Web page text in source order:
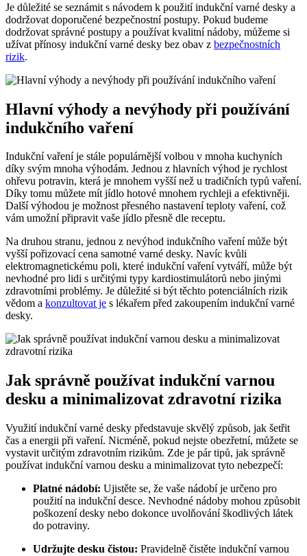
Je důležité se seznámit s návodem k použití indukční varné desky a
dodržovat doporučené bezpečnostní postupy. Pokud budeme
dodržovat správné postupy a používat kvalitní nádoby, můžeme si
užívat přínosy indukční varné desky bez obav z bezpečnostních
rizik.
Hlavní výhody a nevýhody při používání
indukčního vaření
Indukční vaření je stále populárnější volbou v mnoha kuchyních
díky svým mnoha výhodám. Jednou z hlavních výhod je rychlost
ohřevu potravin, která je mnohem vyšší než u tradičních typů vaření.
Díky tomu můžete mít jídlo hotové mnohem rychleji a efektivněji.
Další výhodou je možnost přesného nastavení teploty vaření, což
vám umožní připravit vaše jídlo přesně dle receptu.
Na druhou stranu, jednou z nevýhod indukčního vaření může být
vyšší pořizovací cena samotné varné desky. Navíc kvůli
elektromagnetickému poli, které indukční vaření vytváří, může být
nevhodné pro lidi s určitými typy kardiostimulátorů nebo jinými
zdravotními problémy. Je důležité si být těchto potenciálních rizik
vědom a konzultovat je s lékařem před zakoupením indukční varné
desky.
Jak správně používat indukční varnou
desku a minimalizovat zdravotní rizika
Využití indukční varné desky představuje skvělý způsob, jak šetřit
čas a energii při vaření. Nicméně, pokud nejste obezřetní, můžete se
vystavit určitým zdravotním rizikům. Zde je pár tipů, jak správně
používat indukční varnou desku a minimalizovat tyto nebezpečí:
Platné nádobí: Ujistěte se, že vaše nádobí je určeno pro
použití na indukční desce. Nevhodné nádoby mohou způsobit
poškození desky nebo dokonce uvolňování škodlivých látek
do potraviny.
Udržujte desku čistou: Pravidelně čistěte indukční varnou